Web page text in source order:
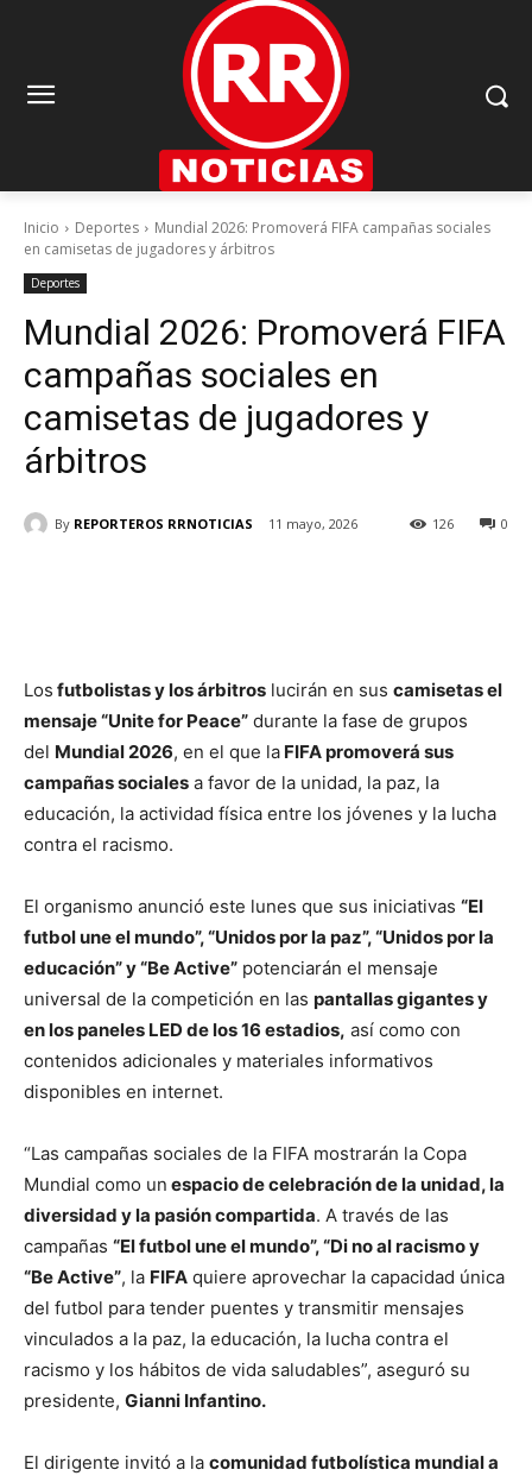
Inicio Deportes
Mundial 2026: Promoverá FIFA campañas sociales
en camisetas de jugadores y árbitros
Deportes
Mundial 2026: Promoverá FIFA
campañas sociales en
camisetas de jugadores y
árbitros
By REPORTEROS RRNOTICIAS 11 mayo, 2026 0
126
Los futbolistas y los árbitros lucirán en sus camisetas el
mensaje “Unite for Peace” durante la fase de grupos
del Mundial 2026, en el que la FIFA promoverá sus
campañas sociales a favor de la unidad, la paz, la
educación, la actividad física entre los jóvenes y la lucha
contra el racismo.
El organismo anunció este lunes que sus iniciativas “El
futbol une el mundo”, “Unidos por la paz”, “Unidos por la
educación” y “Be Active” potenciarán el mensaje
universal de la competición en las pantallas gigantes y
en los paneles LED de los 16 estadios, así como con
contenidos adicionales y materiales informativos
disponibles en internet.
“Las campañas sociales de la FIFA mostrarán la Copa
Mundial como un espacio de celebración de la unidad, la
diversidad y la pasión compartida. A través de las
campañas “El futbol une el mundo”, “Di no al racismo y
“Be Active”, la FIFA quiere aprovechar la capacidad única
del futbol para tender puentes y transmitir mensajes
vinculados a la paz, la educación, la lucha contra el
racismo y los hábitos de vida saludables”, aseguró su
presidente, Gianni Infantino.
El dirigente invitó a la comunidad futbolística mundial a